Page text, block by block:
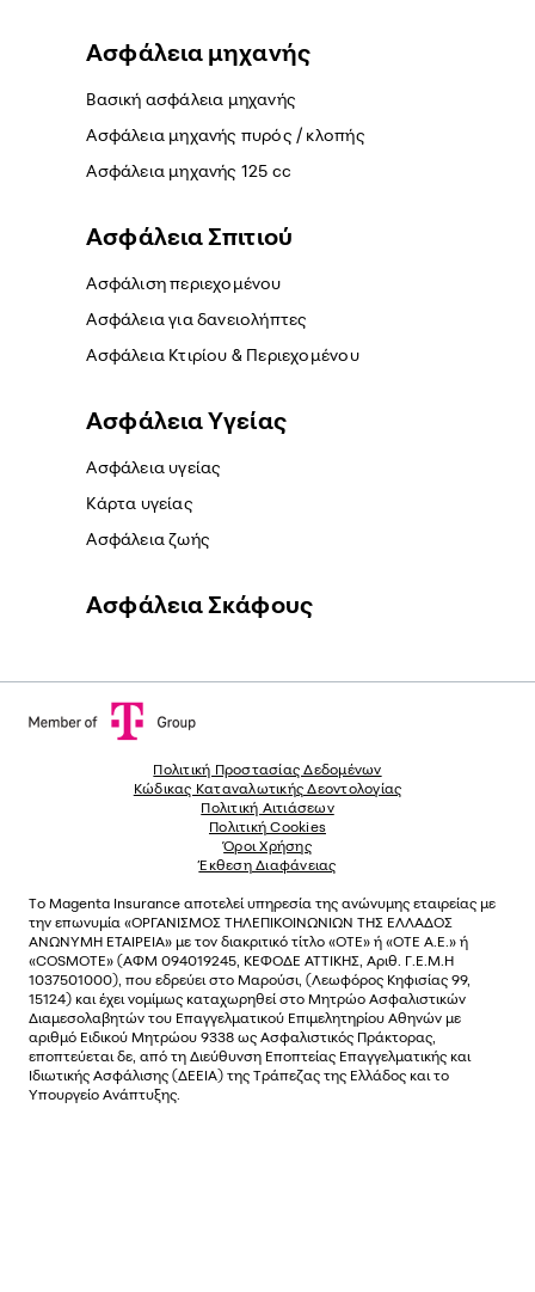
Ασφάλεια μηχανής
Βασική ασφάλεια μηχανής
Ασφάλεια μηχανής πυρός / κλοπής
Ασφάλεια μηχανής 125 cc
Ασφάλεια Σπιτιού
Ασφάλιση περιεχομένου
Ασφάλεια για δανειολήπτες
Ασφάλεια Κτιρίου & Περιεχομένου
Ασφάλεια Yγείας
Ασφάλεια υγείας
Κάρτα υγείας
Ασφάλεια ζωής
Ασφάλεια Σκάφους
Πολιτική Προστασίας Δεδομένων
Κώδικας Καταναλωτικής Δεοντολογίας
Πολιτική Αιτιάσεων
Πολιτική Cookies
Όροι Χρήσης
Έκθεση Διαφάνειας
Το Magenta Insurance αποτελεί υπηρεσία της ανώνυµης εταιρείας µε
την επωνυµία «ΟΡΓΑΝΙΣΜΟΣ ΤΗΛΕΠΙΚΟΙΝΩΝΙΩΝ ΤΗΣ ΕΛΛΑΔΟΣ
ΑΝΩΝΥΜΗ ΕΤΑΙΡΕΙΑ» µε τον διακριτικό τίτλο «OTE» ή «ΟΤΕ Α.Ε.» ή
«COSMOTE» (ΑΦΜ 094019245, ΚΕΦΟΔΕ ΑΤΤΙΚΗΣ, Αριθ. Γ.Ε.Μ.Η
1037501000), που εδρεύει στο Μαρούσι, (Λεωφόρος Κηφισίας 99,
15124) και έχει νοµίµως καταχωρηθεί στο Μητρώο Ασφαλιστικών
Διαµεσολαβητών του Επαγγελµατικού Επιµελητηρίου Αθηνών µε
αριθµό Ειδικού Μητρώου 9338 ως Ασφαλιστικός Πράκτορας,
εποπτεύεται δε, από τη Διεύθυνση Εποπτείας Επαγγελματικής και
Ιδιωτικής Ασφάλισης (ΔΕΕΙΑ) της Τράπεζας της Ελλάδος και το
Υπουργείο Ανάπτυξης.